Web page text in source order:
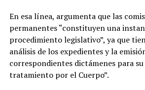
En esa línea, argumenta que las
permanentes “constituyen una
procedimiento legislativo”, ya que
análisis de los expedientes y la
correspondientes dictámenes para
tratamiento por el Cuerpo”.